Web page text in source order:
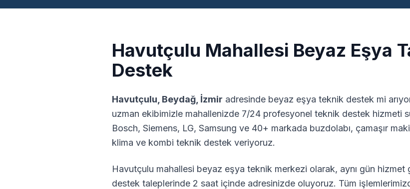
Havutçulu Mahallesi Beyaz Eşya
Destek
Havutçulu Beydağ İzmir adresinde beyaz eşya teknik destek mi
uzman ekibimizle mahallenizde 7/24 profesyonel teknik destek hizmeti
Bosch, Siemens, LG, Samsung ve 40+ markada buzdolabı, çamaşır
klima ve kombi teknik destek veriyoruz.
Havutçulu mahallesi beyaz eşya teknik merkezi olarak, aynı gün
destek taleplerinde 2 saat içinde adresinizde oluyoruz. Tüm